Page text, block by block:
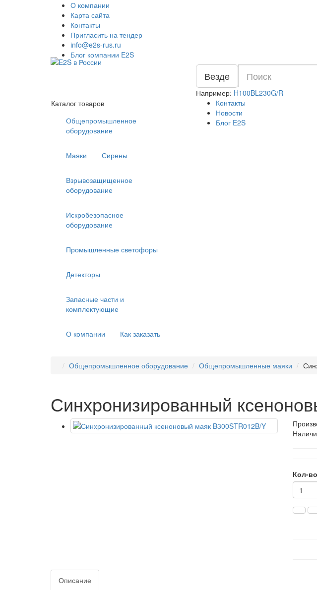
О компании
Карта сайта
Контакты
Пригласить на тендер
info@e2s-rus.ru
Блог компании E2S
Везде
Например: H100BL230G/R
Контакты
Новости
Блог E2S
Каталог товаров
Общепромышленное
оборудование
Маяки Сирены
Взрывозащищенное
оборудование
Искробезопасное
оборудование
Промышленные светофоры
Детекторы
Запасные части и
комплектующие
О компании Как заказать
Общепромышленное оборудование Общепромышленные маяки
Синхронизированный
Кол-во
Описание